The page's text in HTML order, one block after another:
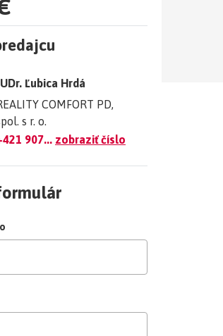
Ľubica Hrdá
COMFORT PD,
s r. o.
907... zobraziť číslo